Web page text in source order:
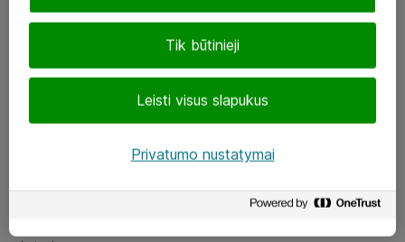
LinkedIn
Tik būtinieji
Leisti visus slapukus
Privatumo nustatymai